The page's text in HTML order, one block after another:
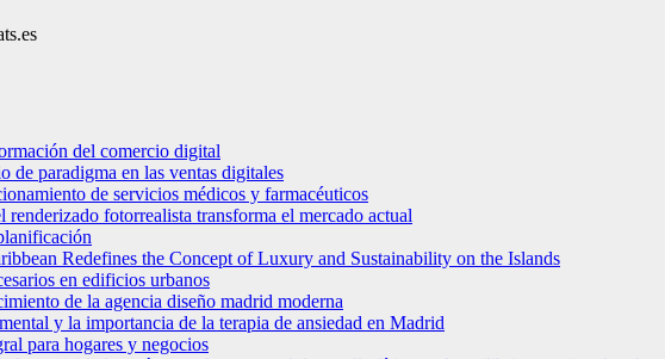
del comercio digital
de paradigma en las ventas digitales
de servicios médicos y farmacéuticos
fotorrealista transforma el mercado actual
Redefines the Concept of Luxury and Sustainability on the Islands
en edificios urbanos
de la agencia diseño madrid moderna
y la importancia de la terapia de ansiedad en Madrid
para hogares y negocios